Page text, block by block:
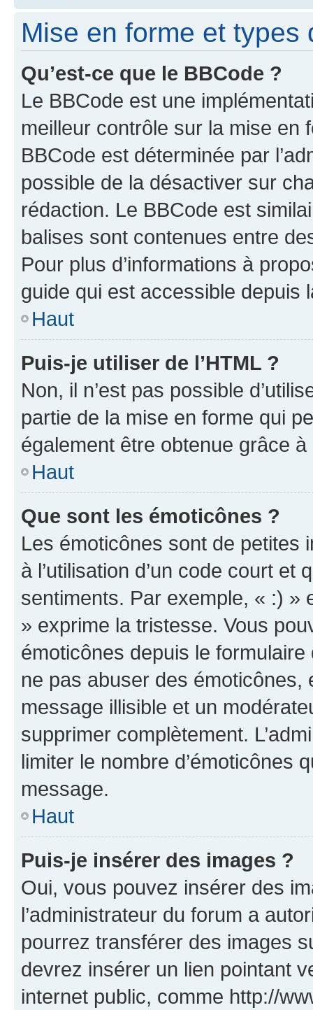
Mise en forme et types
Qu’est-ce que le BBCode ?
Le BBCode est une
meilleur contrôle sur la mise en
BBCode est déterminée par
possible de la désactiver sur
rédaction. Le BBCode est
balises sont contenues entre
Pour plus d’informations à
guide qui est accessible depuis
Haut
Puis-je utiliser de l’HTML ?
Non, il n’est pas possible
partie de la mise en forme qui
également être obtenue grâce à
Haut
Que sont les émoticônes ?
Les émoticônes sont de petites
à l’utilisation d’un code court et
sentiments. Par exemple, « :) »
» exprime la tristesse. Vous
émoticônes depuis le
ne pas abuser des
message illisible et un
supprimer complètement.
limiter le nombre d’émoticônes
message.
Haut
Puis-je insérer des images ?
Oui, vous pouvez insérer des
l’administrateur du forum a
pourrez transférer des images
devrez insérer un lien pointant
internet public, comme http://